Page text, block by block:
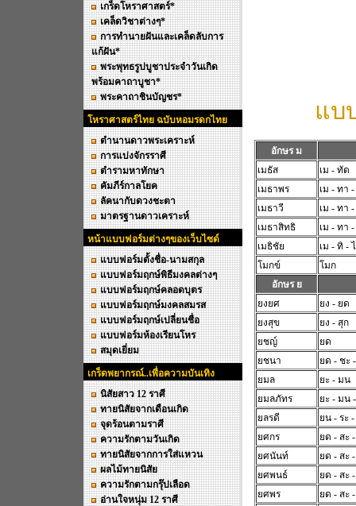
เกร็ดโหราศาสตร์*
เคล็ดวิชาต่างๆ*
การทำนายฝันและเคล็ดลับการ
แก้ฝัน*
พระพุทธรูปบูชาประจำวันเกิด
พร้อมคาถาบูชา*
พระคาถาชินบัญชร*
โหราศาสตร์ไทย ฉบับหอมรดกไทย
ตำนานดาวพระเคราะห์
การแบ่งจักรราศี
ตำรามหาทักษา
คัมภีร์กาลโยค
ลัคนากับดวงชะตา
มาตรฐานดาวเคราะห์
หน้าแบบฟอร์มต่างๆของเว็บไซด์
แบบฟอร์มตั้งชื่อ-นามสกุล
แบบฟอร์มฤกษ์พิธีมงคลต่างๆ
แบบฟอร์มฤกษ์คลอดบุตร
แบบฟอร์มฤกษ์มงคลสมรส
แบบฟอร์มฤกษ์เปลี่ยนชื่อ
แบบฟอร์มห้องเรียนโหร
สมุดเยี่ยม
เกร็ดพยากรณ์..เพื่อความบันเทิง
นิสัยสาว 12 ราศี
ทายนิสัยจากเดือนเกิด
จุดร้อนตามราศี
ความรักตามวันเกิด
ทายนิสัยจากการใส่แหวน
ผลไม้ทายนิสัย
ความรักตามกรุ๊ปเลือด
อ่านใจหนุ่ม 12 ราศี
แบ
อักษร ม
เมธัส
เม - ทัด
เมธาพร
เม - ทา
เมธาวี
เม - ทา
เมธาสิทธิ
เม - ทา
เมธิชัย
เม - ทิ -
โมกข์
โมก
อักษร ย
ยงยศ
ยง - ยด
ยงสุข
ยง - สุก
ยชญ์
ยด
ยชนา
ยด - ชะ
ยมล
ยะ - มน
ยมลภัทร
ยะ - มน
ยลรดี
ยน - ระ
ยศกร
ยด - สะ
ยศนันท์
ยด - สะ
ยศพนธ์
ยด - สะ
ยศพร
ยด - สะ